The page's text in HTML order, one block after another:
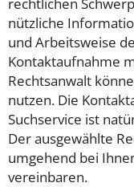
nützliche
und Arbeitsweise
Kontaktaufnahme
Rechtsanwalt
nutzen. Die
Suchservice ist
Der ausgewählte
umgehend bei
vereinbaren.